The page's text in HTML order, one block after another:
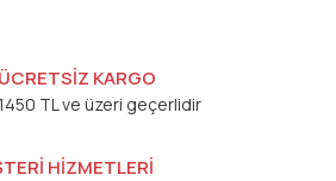
ÜCRETSİZ KARGO
TL ve üzeri geçerlidir
HİZMETLERİ